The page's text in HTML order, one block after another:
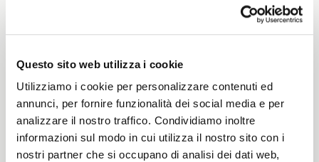
Questo sito web utilizza i cookie
Utilizziamo i cookie per personalizzare contenuti ed
annunci, per fornire funzionalità dei social media e per
analizzare il nostro traffico. Condividiamo inoltre
informazioni sul modo in cui utilizza il nostro sito con i
nostri partner che si occupano di analisi dei dati web,
Peso
350 G/MLIN